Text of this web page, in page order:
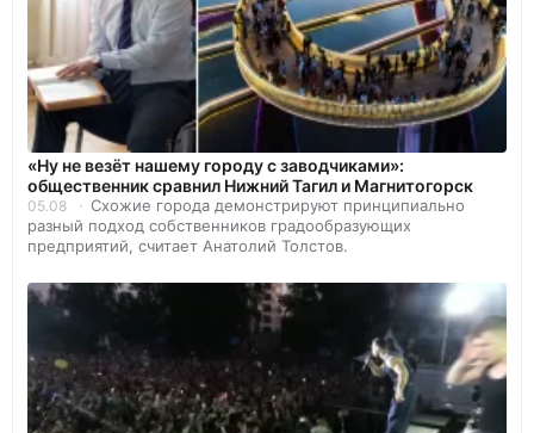
«Ну не везёт нашему городу с заводчиками»:
общественник сравнил Нижний Тагил и Магнитогорск
05.08
Схожие города демонстрируют принципиально
разный подход собственников градообразующих
предприятий, считает Анатолий Толстов.